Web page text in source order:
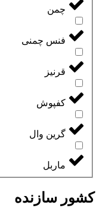
چمن
فنس چمنی
قرنیز
کفپوش
گرین وال
ماربل
کشور سازنده